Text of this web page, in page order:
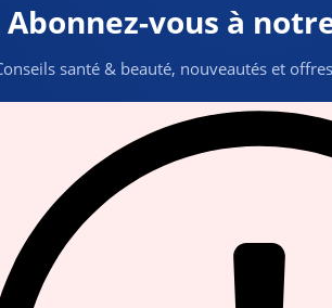
Abonnez-vous à
santé & beauté, nouveautés et